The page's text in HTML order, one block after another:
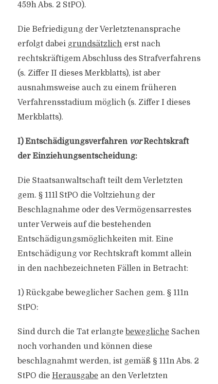
459h Abs. 2 StPO).
Die Befriedigung der Verletztenansprache
erfolgt dabei grundsätzlicherst nach
rechtskräftigem Abschluss des Strafverfahrens
(s. Ziffer II dieses Merkblatts), ist aber
ausnahmsweise auch zu einem früheren
Verfahrensstadium möglich (s. Ziffer I dieses
Merkblatts).
I) Entschädigungsverfahren vor Rechtskraft
der Einziehungsentscheidung:
Die Staatsanwaltschaft teilt dem Verletzten
gem. § 111l StPO die Voltziehung der
Beschlagnahme oder des Vermögensarrestes
unter Verweis auf die bestehenden
Entschädigungsmöglichkeiten mit. Eine
Entschädigung vor Rechtskraft kommt allein
in den nachbezeichneten Fällen in Betracht:
1) Rückgabe beweglicher Sachen gem. § 111n
StPO:
Sind durch die Tat erlangte bewegliche Sachen
noch vorhanden und können diese
beschlagnahmt werden, ist gemäß § 111n Abs. 2
StPO die Herausgabe an den Verletzten